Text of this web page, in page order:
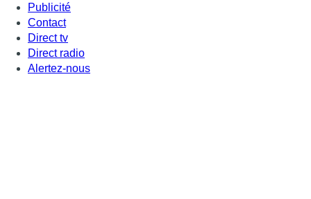
Publicité
Contact
Direct tv
Direct radio
Alertez-nous